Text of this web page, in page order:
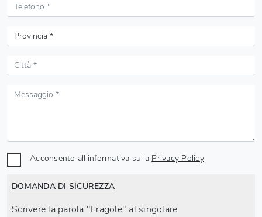
Acconsento all'informativa sulla Privacy Policy
DOMANDA DI SICUREZZA
Scrivere la parola "Fragole" al singolare